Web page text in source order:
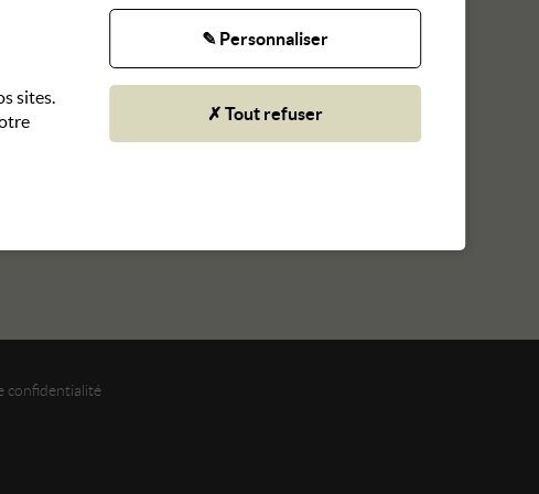
confidentialité
sites.
✎ Personnaliser
✗ Tout refuser